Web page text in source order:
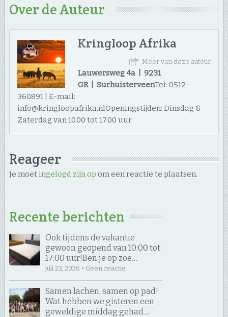
Over de Auteur
Kringloop Afrika
Meer van deze auteur
Lauwersweg 4a | 9231
GR | SurhuisterveenTel: 0512-
360891 | E-mail:
info@kringloopafrika.nlOpeningstijden: Dinsdag &
Zaterdag van 10.00 tot 17.00 uur
Reageer
Je moet ingelogd zijn op om een reactie te plaatsen.
Recente berichten
Ook tijdens de vakantie
gewoon geopend van 10:00 tot
17:00 uur! ​Ben je op zoe…
juli 23, 2026 • Geen reactie
Samen lachen, samen op pad! ​
Wat hebben we gisteren een
geweldige middag gehad…